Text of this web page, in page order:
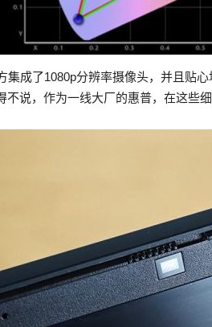
集成了1080p分辨率摄像头，并且贴
不说，作为一线大厂的惠普，在这些